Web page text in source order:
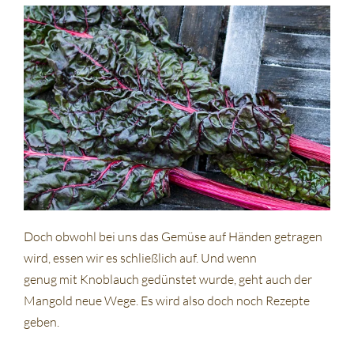
Doch obwohl bei uns das Gemüse auf Händen getragen
wird, essen wir es schließlich auf. Und wenn
genug mit Knoblauch gedünstet wurde, geht auch der
Mangold neue Wege. Es wird also doch noch Rezepte
geben.